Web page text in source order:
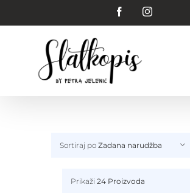
to
FacebookInstagram
Sortiraj po Zadana narudžba
Prikaži 24 Proizvoda